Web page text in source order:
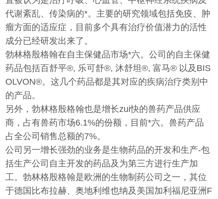
代谢紊乱、传染病的*。主要的研究领域包括免疫、肿
瘤方面的适应症，目前多个具有治疗价值潜力的活性
成分已经研发出来了。
勃林格殷格翰在自主保健品市场*六。公司的自主保健
药品包括百舒平®, 乐可舒®, 沐舒坦®, 富马® 以及BIS
OLVON®。这几个药品都是其对应的疾病治疗类别中
的产品。
另外，勃林格殷格翰也是增长zui快的兽药产品供应
商，占有兽药市场6.1%的份额，目前*六。兽药产品
占全公司销售总额的7%。
公司另一增长强劲的业务是生物药品的开发和生产-包
括生产公司自主开发的药品及为第三方进行生产加
工。勃林格殷格翰是欧洲的生物制药公司之一，其位
于德国比布拉赫、奥地利维也纳及美国加利福尼亚洲F